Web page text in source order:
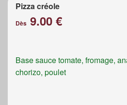
Pizza créole
Dès 9.00 €
Base sauce tomate, fromage,
chorizo, poulet